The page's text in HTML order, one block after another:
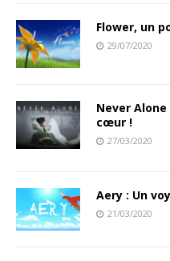
Flower, un
29/07/2020
Never
cœur !
27/03/2020
Aery : Un
21/03/2020